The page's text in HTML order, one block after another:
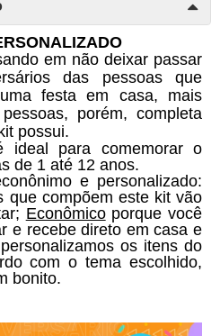
em não deixar passar
das pessoas que
festa em casa, mais
porém, completa
possui.
ideal para comemorar o
de 1 até 12 anos.
que compõem este kit vão
Econômico porque você
os itens do
com o tema escolhido,
bonito.